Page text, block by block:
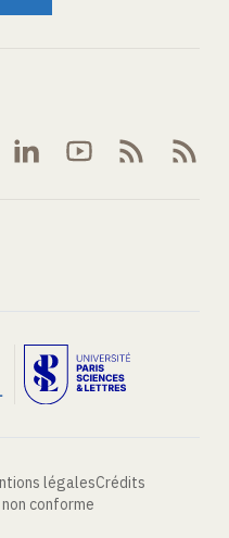
légalesCrédits
conforme